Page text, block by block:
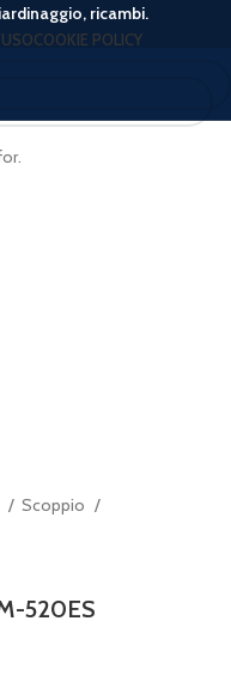
ricambi.
COOKIE POLICY
Scoppio
520ES